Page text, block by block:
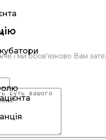
і ми обов'язково Вам